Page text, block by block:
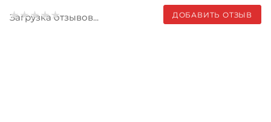
ДОБАВИТЬ ОТЗЫВ
Загрузка отзывов...